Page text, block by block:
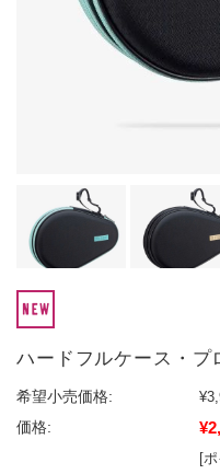
ハードフルケース・プ
希望小売価格:
価格:
[